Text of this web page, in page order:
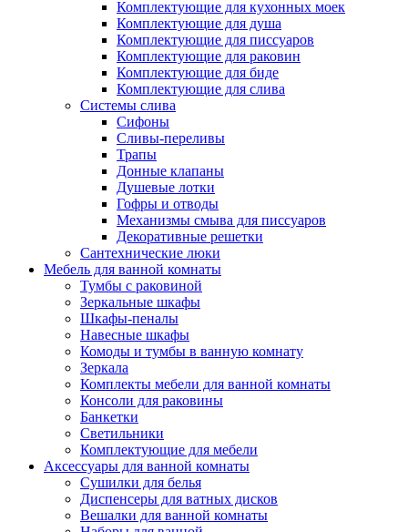
Комплектующие для кухонных моек
Комплектующие для душа
Комплектующие для писсуаров
Комплектующие для раковин
Комплектующие для биде
Комплектующие для слива
Системы слива
Сифоны
Сливы-переливы
Трапы
Донные клапаны
Душевые лотки
Гофры и отводы
Механизмы смыва для писсуаров
Декоративные решетки
Сантехнические люки
Мебель для ванной комнаты
Тумбы с раковиной
Зеркальные шкафы
Шкафы-пеналы
Навесные шкафы
Комоды и тумбы в ванную комнату
Зеркала
Комплекты мебели для ванной комнаты
Консоли для раковины
Банкетки
Светильники
Комплектующие для мебели
Аксессуары для ванной комнаты
Сушилки для белья
Диспенсеры для ватных дисков
Вешалки для ванной комнаты